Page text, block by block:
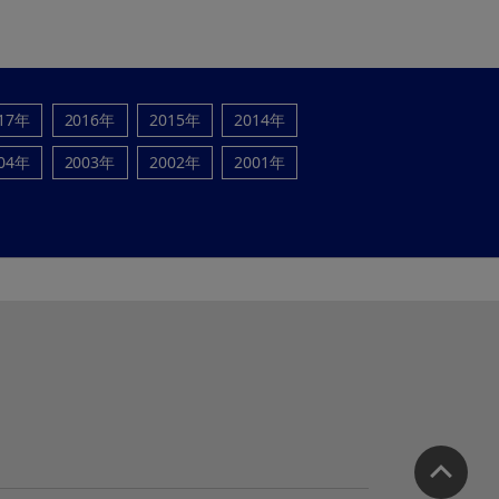
年 2016年 2015年
2014年
年 2003年 2002年
2001年